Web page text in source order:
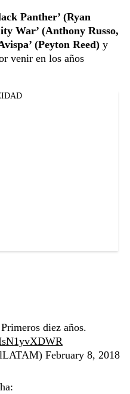
Panther’ (Ryan
War’ (Anthony Russo,
(Peyton Reed) y
venir en los años
diez años.
February 8, 2018